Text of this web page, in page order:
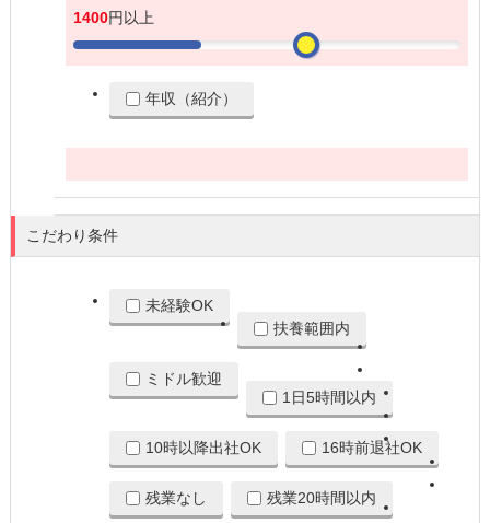
1400円以上
年収（紹介）
こだわり条件
未経験OK
扶養範囲内
ミドル歓迎
1日5時間以内
10時以降出社OK 16時前退社OK
残業なし 残業20時間以内